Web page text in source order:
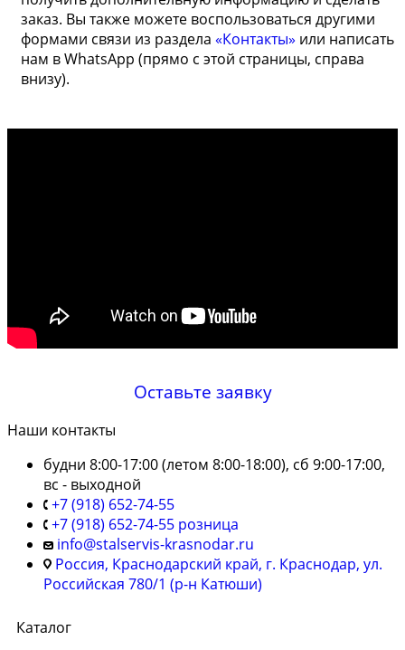
заказ. Вы также можете воспользоваться другими
формами связи из раздела «Контакты» или написать
нам в WhatsApp (прямо с этой страницы, справа
внизу).
Оставьте заявку
Наши контакты
будни 8:00-17:00 (летом 8:00-18:00), сб 9:00-17:00,
вс - выходной
+7 (918) 652-74-55
+7 (918) 652-74-55 розница
info@stalservis-krasnodar.ru
Россия, Краснодарский край, г. Краснодар, ул.
Российская 780/1 (р-н Катюши)
Каталог